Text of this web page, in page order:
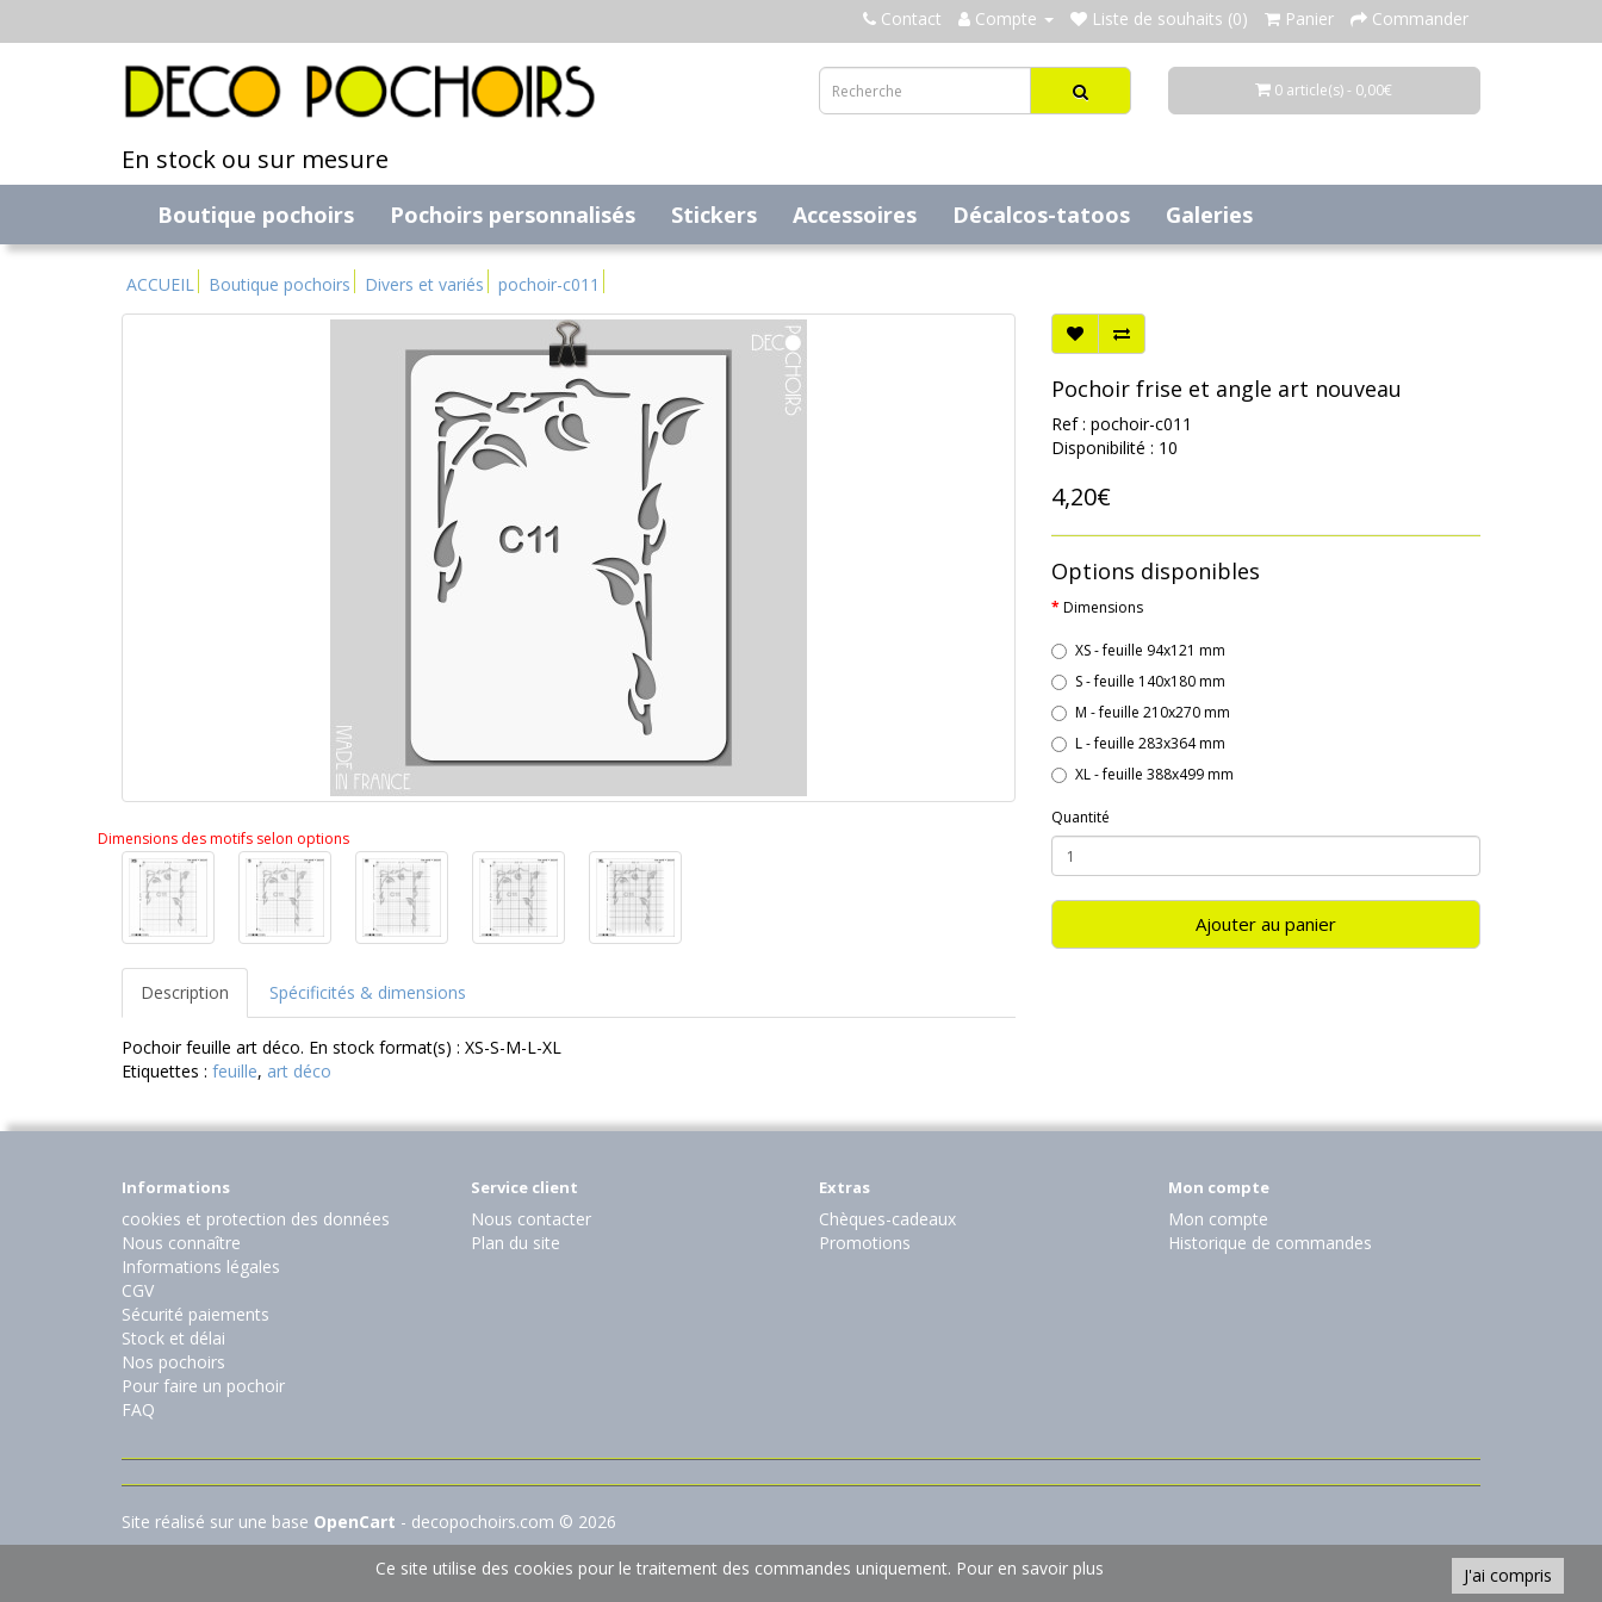
Contact Compte Liste de souhaits (0) Panier Commander
En stock ou sur mesure
0 article(s) - 0,00€
Boutique pochoirs Pochoirs personnalisés Stickers Accessoires Décalcos-tatoos Galeries
ACCUEIL Boutique pochoirs Divers et variés pochoir-c011
Dimensions des motifs selon options
Description Spécificités & dimensions
Pochoir feuille art déco. En stock format(s) : XS-S-M-L-XL
Pochoir frise et angle art nouveau
Ref : pochoir-c011
Disponibilité : 10
4,20€
Options disponibles
Dimensions
XS - feuille 94x121 mm
S - feuille 140x180 mm
M - feuille 210x270 mm
L - feuille 283x364 mm
XL - feuille 388x499 mm
Quantité
Ajouter au panier
Etiquettes : feuille, art déco
Informations
cookies et protection des données
Nous connaître
Informations légales
CGV
Sécurité paiements
Stock et délai
Nos pochoirs
Pour faire un pochoir
FAQ
Service client
Nous contacter
Plan du site
Extras
Chèques-cadeaux
Promotions
Mon compte
Mon compte
Historique de commandes
Site réalisé sur une base OpenCart - decopochoirs.com © 2026
J'ai compris
Ce site utilise des cookies pour le traitement des commandes uniquement. Pour en savoir plus